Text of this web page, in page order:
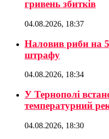
гривень збитків
04.08.2026, 18:37
Наловив риби на
штрафу
04.08.2026, 18:34
У Тернополі
температурний
04.08.2026, 18:30